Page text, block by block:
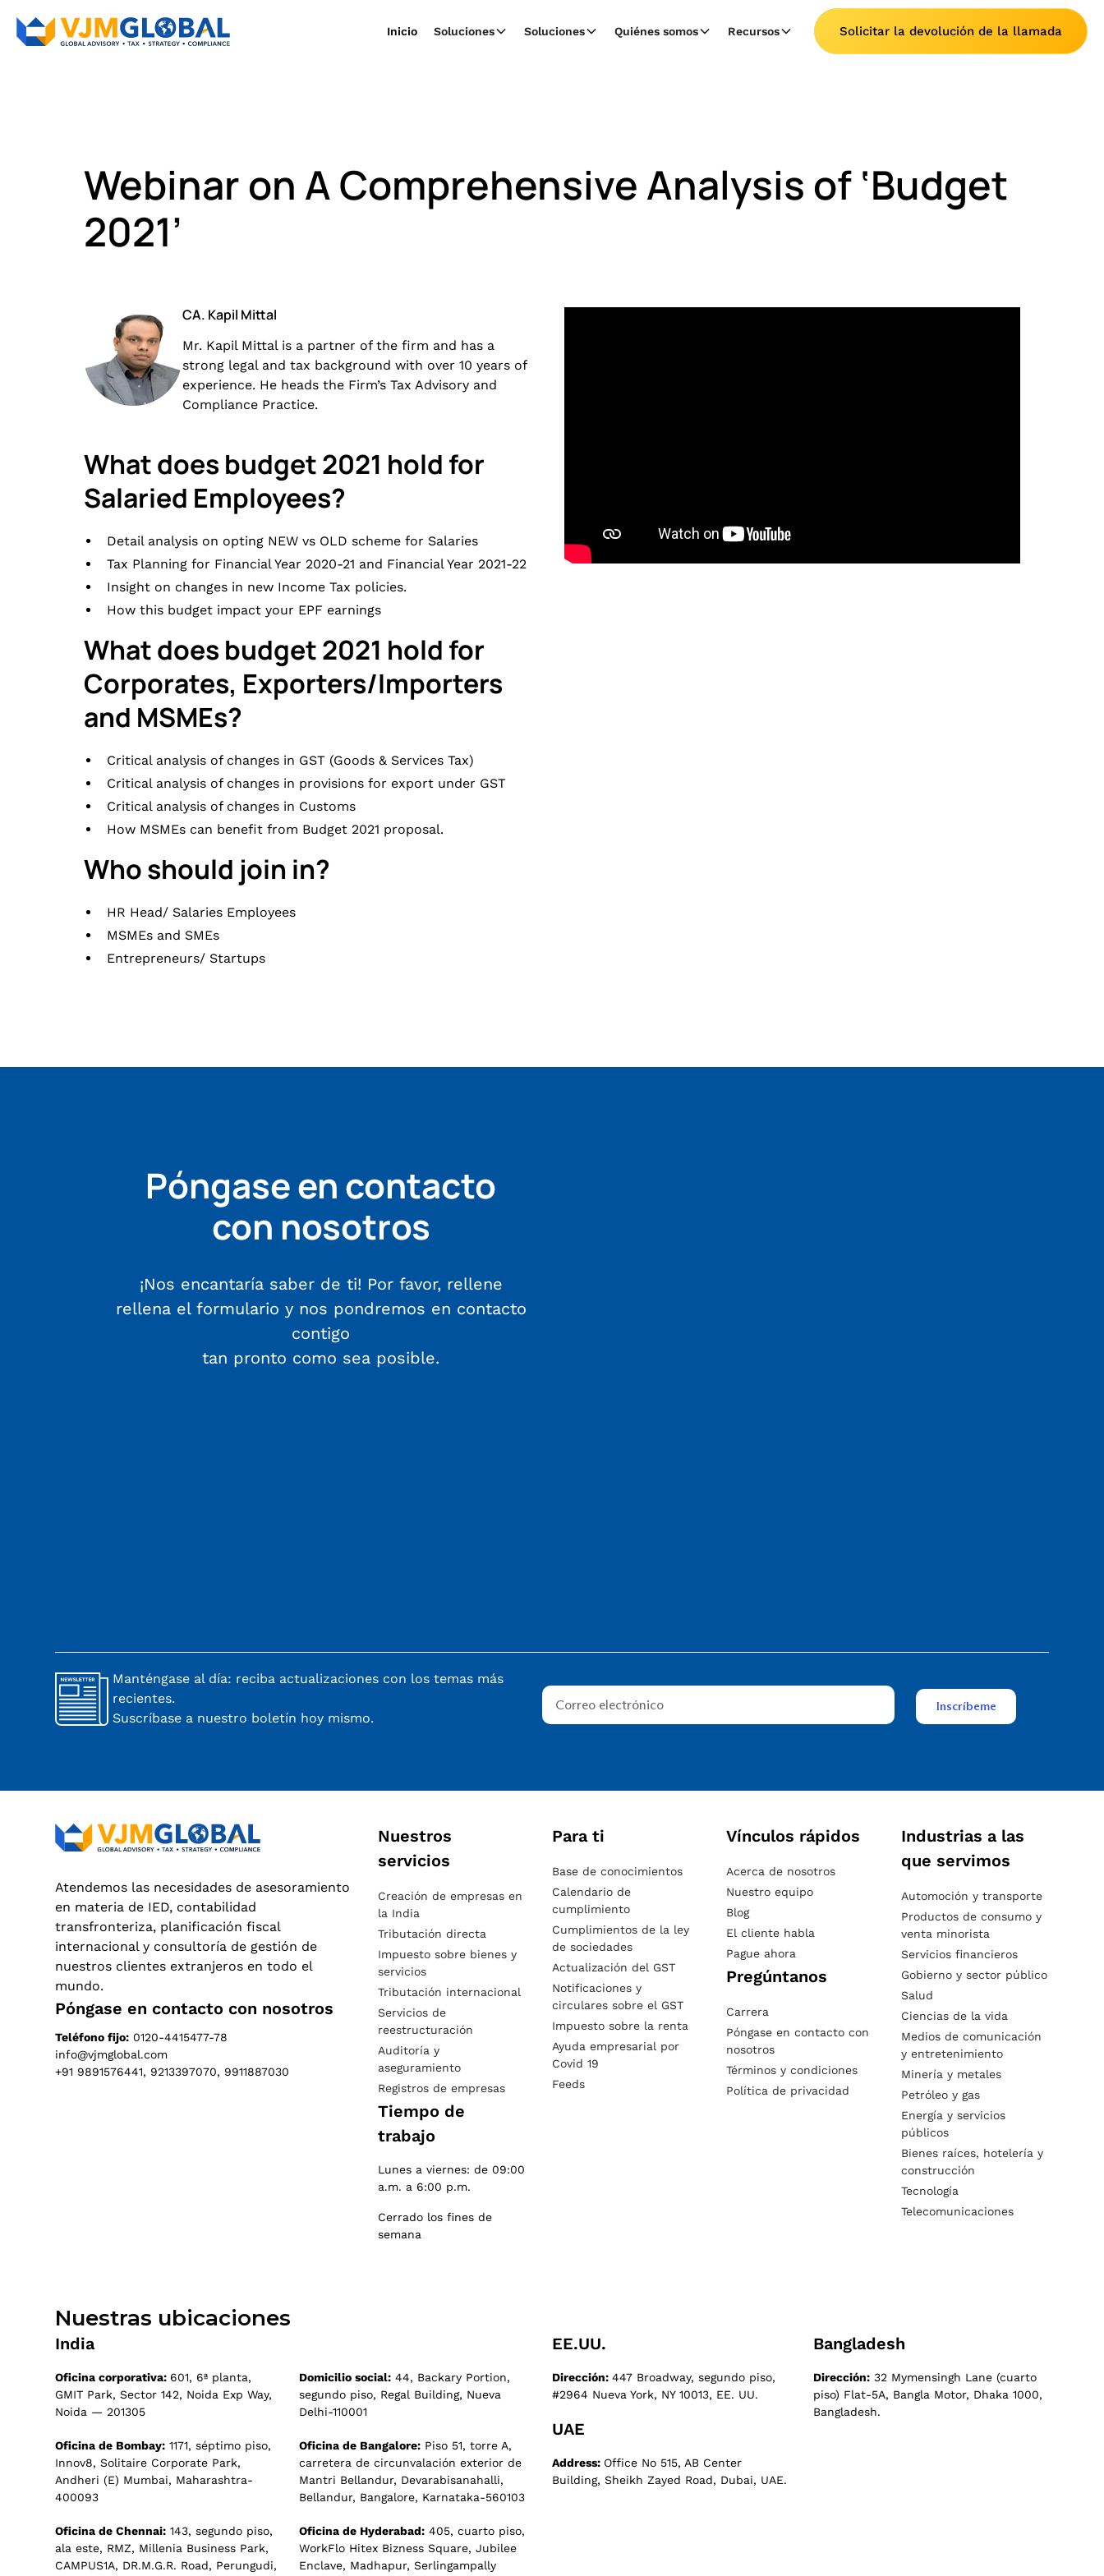
Inicio Soluciones Soluciones Quiénes somos Recursos Solicitar la devolución de la llamada
Webinar on A Comprehensive Analysis of ‘Budget
2021’
CA. Kapil Mittal
Mr. Kapil Mittal is a partner of the firm and has a
strong legal and tax background with over 10 years of
experience. He heads the Firm’s Tax Advisory and
Compliance Practice.
What does budget 2021 hold for
Salaried Employees?
Detail analysis on opting NEW vs OLD scheme for Salaries
Tax Planning for Financial Year 2020-21 and Financial Year 2021-22
Insight on changes in new Income Tax policies.
How this budget impact your EPF earnings
What does budget 2021 hold for
Corporates, Exporters/Importers
and MSMEs?
Critical analysis of changes in GST (Goods & Services Tax)
Critical analysis of changes in provisions for export under GST
Critical analysis of changes in Customs
How MSMEs can benefit from Budget 2021 proposal.
Who should join in?
HR Head/ Salaries Employees
MSMEs and SMEs
Entrepreneurs/ Startups
Póngase en contacto
con nosotros
¡Nos encantaría saber de ti! Por favor, rellene
rellena el formulario y nos pondremos en contacto
contigo
tan pronto como sea posible.
Manténgase al día: reciba actualizaciones con los temas más
recientes.
Suscríbase a nuestro boletín hoy mismo.
Atendemos las necesidades de asesoramiento
en materia de IED, contabilidad
transfronteriza, planificación fiscal
internacional y consultoría de gestión de
nuestros clientes extranjeros en todo el
mundo.
Póngase en contacto con nosotros
Teléfono fijo: 0120-4415477-78
info@vjmglobal.com
+91 9891576441, 9213397070, 9911887030
Nuestros
servicios
Creación de empresas en
la India
Tributación directa
Impuesto sobre bienes y
servicios
Tributación internacional
Servicios de
reestructuración
Auditoría y
aseguramiento
Registros de empresas
Tiempo de
trabajo
Lunes a viernes: de 09:00
a.m. a 6:00 p.m.
Cerrado los fines de
semana
Para ti
Base de conocimientos
Calendario de
cumplimiento
Cumplimientos de la ley
de sociedades
Actualización del GST
Notificaciones y
circulares sobre el GST
Impuesto sobre la renta
Ayuda empresarial por
Covid 19
Feeds
Vínculos rápidos
Acerca de nosotros
Nuestro equipo
Blog
El cliente habla
Pague ahora
Pregúntanos
Carrera
Póngase en contacto con
nosotros
Términos y condiciones
Política de privacidad
Industrias a las
que servimos
Automoción y transporte
Productos de consumo y
venta minorista
Servicios financieros
Gobierno y sector público
Salud
Ciencias de la vida
Medios de comunicación
y entretenimiento
Minería y metales
Petróleo y gas
Energía y servicios
públicos
Bienes raíces, hotelería y
construcción
Tecnología
Telecomunicaciones
Nuestras ubicaciones
India
Oficina corporativa: 601, 6ª planta,
GMIT Park, Sector 142, Noida Exp Way,
Noida — 201305
Domicilio social:44, Backary Portion,
segundo piso, Regal Building, Nueva
Delhi-110001
Oficina de Bombay: 1171, séptimo piso,
Innov8, Solitaire Corporate Park,
Andheri (E) Mumbai, Maharashtra-
400093
Oficina de Bangalore:Piso 51, torre A,
carretera de circunvalación exterior de
Mantri Bellandur, Devarabisanahalli,
Bellandur, Bangalore, Karnataka-560103
Oficina de Chennai: 143, segundo piso,
ala este, RMZ, Millenia Business Park,
CAMPUS1A, DR.M.G.R. Road, Perungudi,
Oficina de Hyderabad:405, cuarto piso,
WorkFlo Hitex Bizness Square, Jubilee
Enclave, Madhapur, Serlingampally
EE.UU.
Dirección: 447 Broadway, segundo piso,
#2964 Nueva York, NY 10013, EE. UU.
UAE
Address: Office No 515, AB Center
Building, Sheikh Zayed Road, Dubai, UAE.
Bangladesh
Dirección: 32 Mymensingh Lane (cuarto
piso) Flat-5A, Bangla Motor, Dhaka 1000,
Bangladesh.